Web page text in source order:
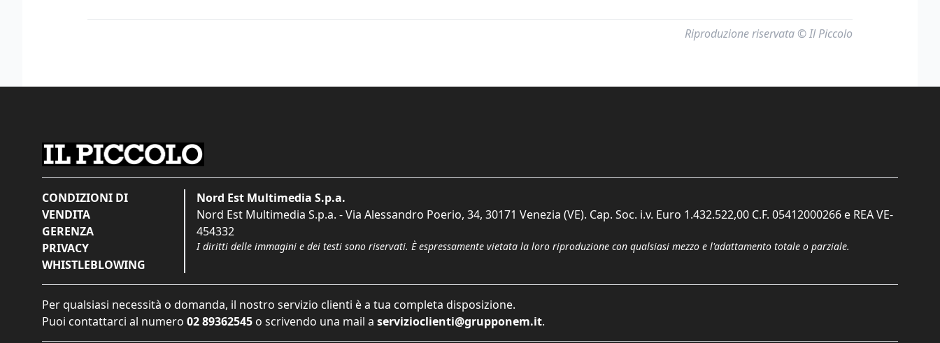
Riproduzione riservata © Il Piccolo
CONDIZIONI DI
VENDITA
GERENZA
PRIVACY
WHISTLEBLOWING
Nord Est Multimedia S.p.a.
Nord Est Multimedia S.p.a. - Via Alessandro Poerio, 34, 30171 Venezia (VE). Cap. Soc. i.v. Euro 1.432.522,00 C.F. 05412000266 e REA VE-
454332
I diritti delle immagini e dei testi sono riservati. È espressamente vietata la loro riproduzione con qualsiasi mezzo e l'adattamento totale o parziale.
Per qualsiasi necessità o domanda, il nostro servizio clienti è a tua completa disposizione.
Puoi contattarci al numero 02 89362545 o scrivendo una mail a servizioclienti@grupponem.it.